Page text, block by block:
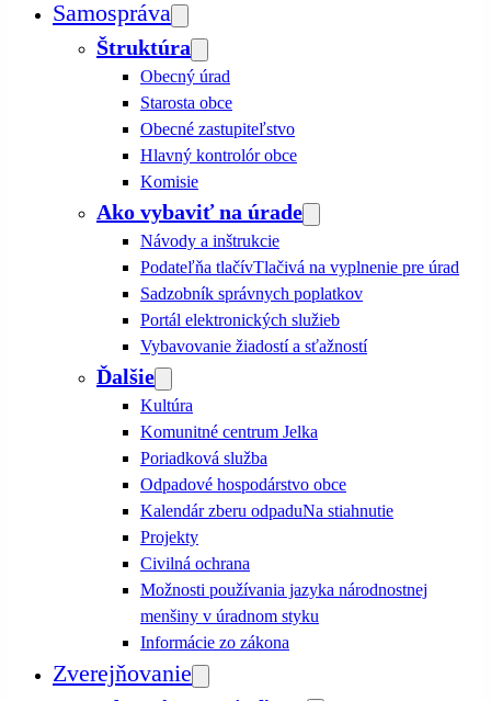
Samospráva
Štruktúra
Obecný úrad
Starosta obce
Obecné zastupiteľstvo
Hlavný kontrolór obce
Komisie
Ako vybaviť na úrade
Návody a inštrukcie
Podateľňa tlačívTlačivá na vyplnenie pre úrad
Sadzobník správnych poplatkov
Portál elektronických služieb
Vybavovanie žiadostí a sťažností
Ďalšie
Kultúra
Komunitné centrum Jelka
Poriadková služba
Odpadové hospodárstvo obce
Kalendár zberu odpaduNa stiahnutie
Projekty
Civilná ochrana
Možnosti používania jazyka národnostnej
menšiny v úradnom styku
Informácie zo zákona
Zverejňovanie